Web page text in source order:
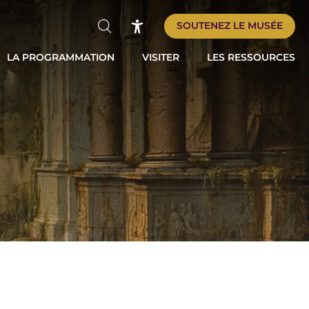
RechercherAccessibilité
SOUTENEZ LE MUSÉE
LA PROGRAMMATION VISITER LES RESSOURCES